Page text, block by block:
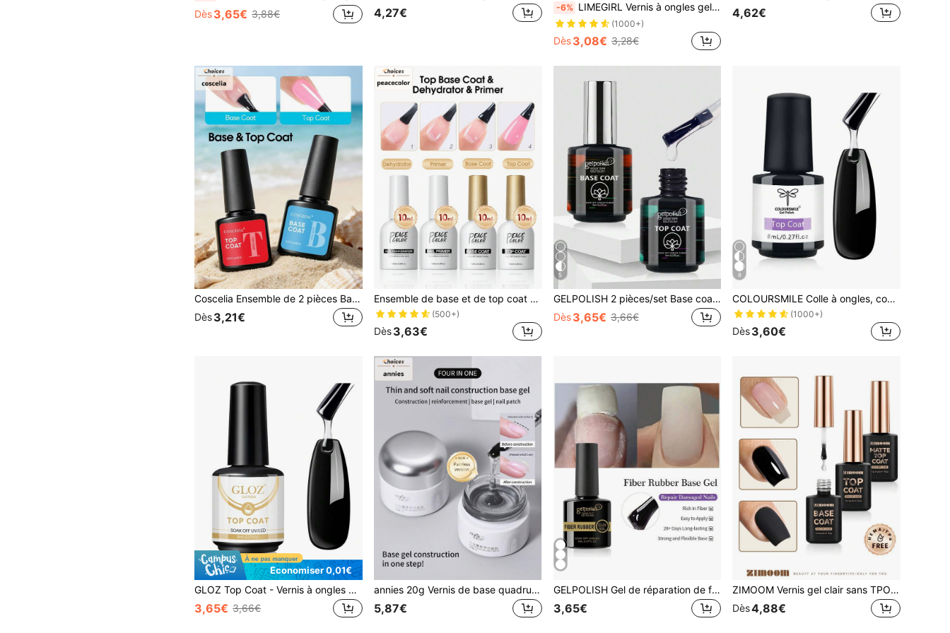
Dès3,65€ 3,88€ 4,27€ -6% LIMEGIRL Vernis à ongles gel, 8 ml Gel Top Coat, Set de base et top coat super brillant 2025 amélioré, Lampe LED/UV à dessouder, Base transparente sans acide et top coat brillant gel pour ongles
(1000+)
Dès 3,08€ 3,28€
4,62€
Coscelia Ensemble de 2 pièces Base Coat et Top Coat 8ML, Vernis à Ongles Gel Longue Tenue, Nécessite Lampe UV/LED pour Durcissement, Convient pour DIY à la Maison pour Femmes
Dès3,21€
Ensemble de base et de top coat Peacecolor, ensemble de soins des ongles avec huile pour cuticules, nécessite un séchage sous lampe UV, longue tenue et durable, convient pour la manucure DIY à la maison ou comme cadeau pour les femmes
(500+)
Dès3,63€
5
GELPOLISH 2 pièces/set Base coat et top coat sans essuyage Kit de vernis à ongles gel - Fini brillant longue durée, amovible avec lampe LED, base et top coat gel, design d'art d'ongles, cadeau de soins des ongles pour femmes
Dès 3,65€ 3,66€
8
COLOURSMILE Colle à ongles, convient pour les autocollants d'art pour ongles, les pointes d'ongles et les faux ongles; Adhérence super forte, dure plus de 28 jours (nécessite un durcissement sous lampe UV/LED), convient pour les extensions d'ongles en gel UV/LED
(1000+)
Dès3,60€
Économiser 0,01€
GLOZ Top Coat - Vernis à ongles gel brillant longue tenue, finition ultra brillante. Nécessite une lampe UV pour le durcissement. Idéal pour la manucure professionnelle ou à domicile.
3,65€ 3,66€
annies 20g Vernis de base quadruple, 1 pièce de 20g Vernis de base gel à formule améliorée, longue tenue, nécessite une lampe UV/LED. Idéal pour le DIY à la maison et les cadeaux de salon de manucure pour femmes
5,87€
GELPOLISH Gel de réparation de fibres pour ongles endommagés, gel de base en caoutchouc de fibre transparent, gel fortifiant pour ongles fins et cassants, extension des ongles courts
3,65€
ZIMOOM Vernis gel clair sans TPO ni HEMA, 12 ml, top coat et base coat, finition brillante durable, finition mate veloutée, résistant aux rayures et à l'usure, pour le nail art en salon et la manucure DIY à la maison
Dès4,88€